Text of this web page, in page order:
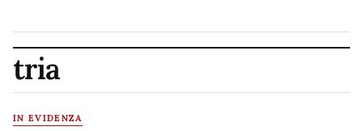
tria
IN EVIDENZA